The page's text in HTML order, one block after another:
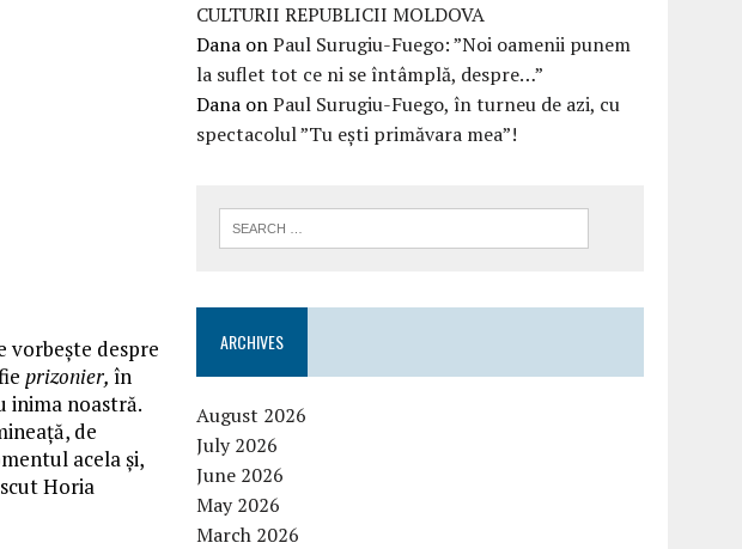
vorbește despre
prizonier, în
inima noastră.
de
acela și,
Horia
CULTURII REPUBLICII MOLDOVA
Dana onPaul Surugiu-Fuego: ”Noi oamenii punem
la suflet tot ce ni se întâmplă, despre…”
Dana onPaul Surugiu-Fuego, în turneu de azi, cu
spectacolul ”Tu ești primăvara mea”!
ARCHIVES
August 2026
July 2026
June 2026
May 2026
March 2026